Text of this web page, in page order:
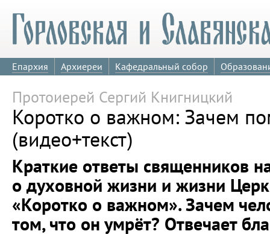
Епархия Архиереи Кафедральный собор
Протоиерей Сергий Книгницкий
Коротко о важном: Зачем
(видео+текст)
Краткие ответы священников
о духовной жизни и жизни
«Коротко о важном». Зачем
том, что он умрёт? Отвечает